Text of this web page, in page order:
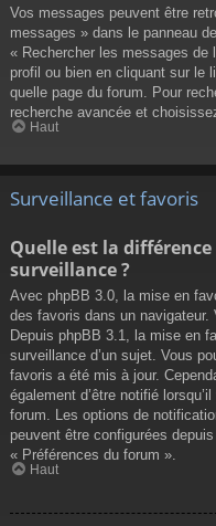
Vos messages peuvent être
messages » dans le panneau
« Rechercher les messages de
profil ou bien en cliquant sur le
quelle page du forum. Pour
recherche avancée et
Haut
Surveillance et favoris
Quelle est la
surveillance ?
Avec phpBB 3.0, la mise en
des favoris dans un navigateur.
Depuis phpBB 3.1, la mise en
surveillance d’un sujet. Vous
favoris a été mis à jour.
également d’être notifié
forum. Les options de
peuvent être configurées
« Préférences du forum ».
Haut